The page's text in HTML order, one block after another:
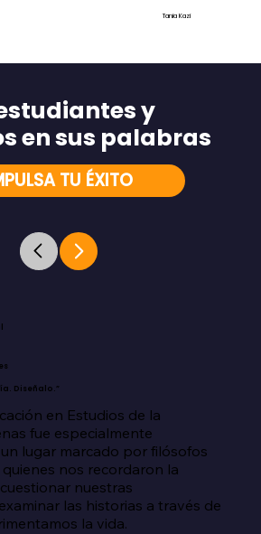
TU ÉXITO
y
en sus palabras
Diseñalo.”
en Estudios de la
fue especialmente
lugar marcado por filósofos
nos recordaron la
nuestras
las historias a través de
la vida.
Tania Kazi